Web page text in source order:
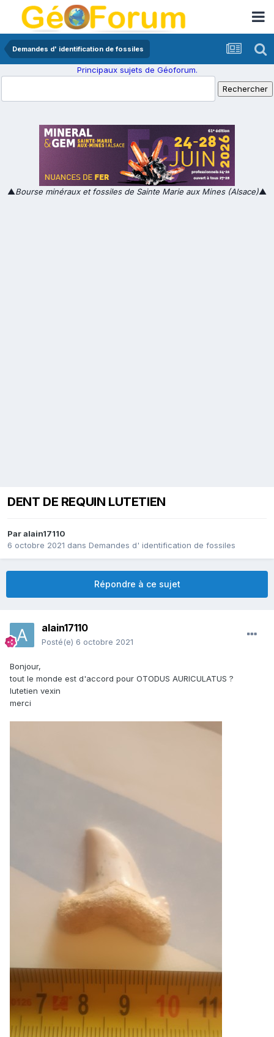
Demandes d' identification de fossiles
Principaux sujets de Géoforum.
▲Bourse minéraux et fossiles de Sainte Marie aux Mines (Alsace)▲
DENT DE REQUIN LUTETIEN
Paralain17110
6 octobre 2021 dans Demandes d' identification de fossiles
Répondre à ce sujet
alain17110
Posté(e) 6 octobre 2021
Bonjour,
tout le monde est d'accord pour OTODUS AURICULATUS ?
lutetien vexin
merci